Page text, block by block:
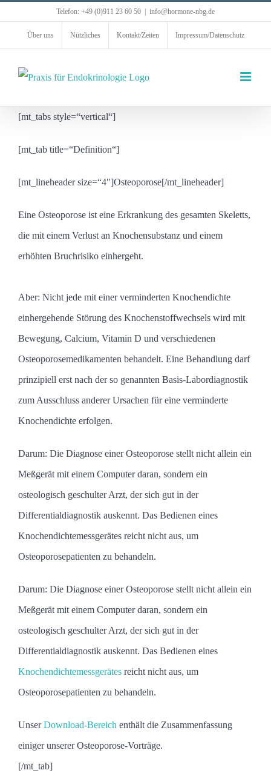
springen
Telefon: +49 (0)911 23 60 50 info@hormone-nbg.de
Über uns Nützliches Kontakt/Zeiten Impressum/Datenschutz
[mt_tabs style=“vertical“]
[mt_tab title=“Definition“]
[mt_lineheader size=“4″]Osteoporose[/mt_lineheader]
Eine Osteoporose ist eine Erkrankung des gesamten Skeletts,
die mit einem Verlust an Knochensubstanz und einem
erhöhten Bruchrisiko einhergeht.
Aber: Nicht jede mit einer verminderten Knochendichte
einhergehende Störung des Knochenstoffwechsels wird mit
Bewegung, Calcium, Vitamin D und verschiedenen
Osteoporosemedikamenten behandelt. Eine Behandlung darf
prinzipiell erst nach der so genannten Basis-Labordiagnostik
zum Ausschluss anderer Ursachen für eine verminderte
Knochendichte erfolgen.
Darum: Die Diagnose einer Osteoporose stellt nicht allein ein
Meßgerät mit einem Computer daran, sondern ein
osteologisch geschulter Arzt, der sich gut in der
Differentialdiagnostik auskennt. Das Bedienen eines
Knochendichtemessgerätes reicht nicht aus, um
Osteoporosepatienten zu behandeln.
Darum: Die Diagnose einer Osteoporose stellt nicht allein ein
Meßgerät mit einem Computer daran, sondern ein
osteologisch geschulter Arzt, der sich gut in der
Differentialdiagnostik auskennt. Das Bedienen eines
Knochendichtemessgerätes reicht nicht aus, um
Osteoporosepatienten zu behandeln.
UnserDownload-Bereich enthält die Zusammenfassung
einiger unserer Osteoporose-Vorträge.
[/mt_tab]